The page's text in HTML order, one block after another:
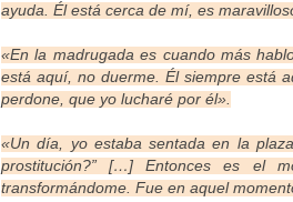
ayuda. Él está cerca de mí, es
«En la madrugada es cuando más
está aquí, no duerme. Él siempre está
perdone, que yo lucharé por él».
«Un día, yo estaba sentada en la
prostitución?” […] Entonces es el
transformándome. Fue en aquel